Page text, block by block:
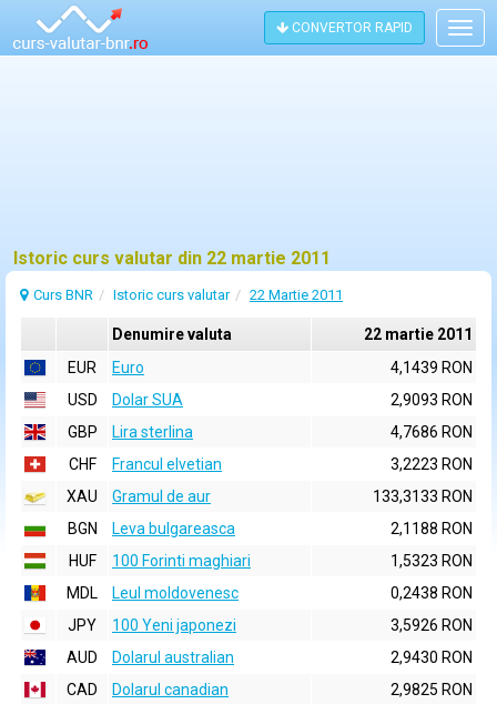
CONVERTOR RAPID
Istoric curs valutar din 22 martie 2011
Curs BNR Istoric curs valutar 22 Martie 2011
Denumire valuta
22 martie 2011
EUR
Euro
4,1439 RON
USD
Dolar SUA
2,9093 RON
GBP
Lira sterlina
4,7686 RON
CHF
Francul elvetian
3,2223 RON
XAU
Gramul de aur
133,3133 RON
BGN
Leva bulgareasca
2,1188 RON
HUF
100 Forinti maghiari
1,5323 RON
MDL
Leul moldovenesc
0,2438 RON
JPY
100 Yeni japonezi
3,5926 RON
AUD
Dolarul australian
2,9430 RON
CAD
Dolarul canadian
2,9825 RON